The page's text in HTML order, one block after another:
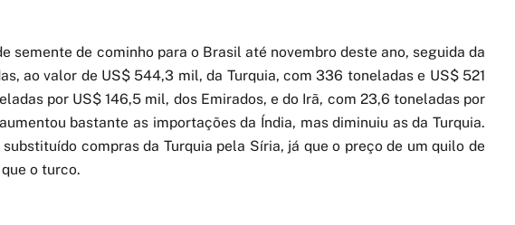
semente de cominho para o Brasil até novembro deste ano, seguida da
ao valor de US$ 544,3 mil, da Turquia, com 336 toneladas e US$ 521
por US$ 146,5 mil, dos Emirados, e do Irã, com 23,6 toneladas por
bastante as importações da Índia, mas diminuiu as da Turquia.
compras da Turquia pela Síria, já que o preço de um quilo de
o turco.